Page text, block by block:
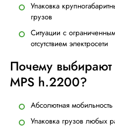
Упаковка
грузов
Ситуации с
отсутствием электросети
Почему
MPS h.2200?
Абсолютная мобильность
Упаковка грузов любых